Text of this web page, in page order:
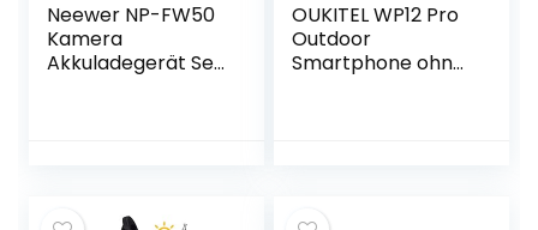
Neewer NP-FW50
Kamera
Akkuladegerät Set
OUKITEL WP12 Pro
Outdoor
Smartphone ohne